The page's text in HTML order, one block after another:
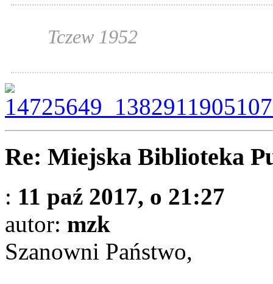
Tczew 1952
Re: Miejska Biblioteka
: 11 paź 2017, o 21:27
autor: mzk
Szanowni Państwo,